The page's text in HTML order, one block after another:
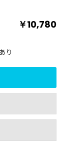
￥10,780
り